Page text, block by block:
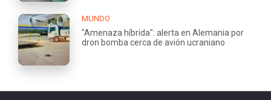
MUNDO
"Amenaza híbrida": alerta en Alemania por
dron bomba cerca de avión ucraniano